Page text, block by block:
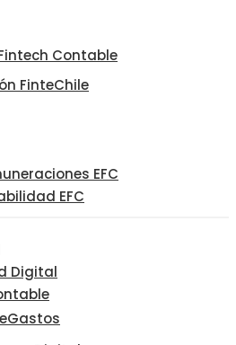
Contable
FinteChile
EFC
EFC
Digital